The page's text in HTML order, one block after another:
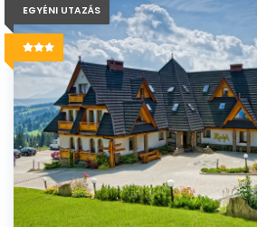
EGYÉNI UTAZÁS